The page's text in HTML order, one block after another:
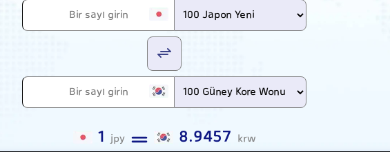
1 jpy 8.9457 krw